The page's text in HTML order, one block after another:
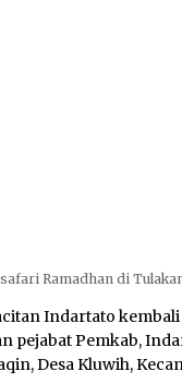
Ramadhan di
Indartato
pejabat Pemkab,
Desa Kluwih,